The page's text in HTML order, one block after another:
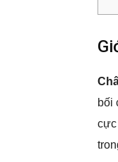
bối
cực